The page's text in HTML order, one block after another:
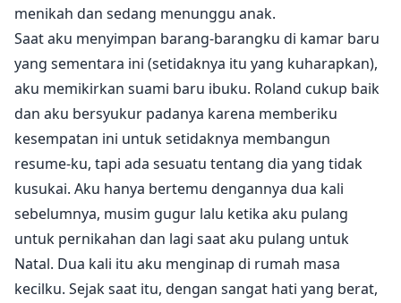
menikah dan sedang menunggu anak.
Saat aku menyimpan barang-barangku di kamar baru
yang sementara ini (setidaknya itu yang kuharapkan),
aku memikirkan suami baru ibuku. Roland cukup baik
dan aku bersyukur padanya karena memberiku
kesempatan ini untuk setidaknya membangun
resume-ku, tapi ada sesuatu tentang dia yang tidak
kusukai. Aku hanya bertemu dengannya dua kali
sebelumnya, musim gugur lalu ketika aku pulang
untuk pernikahan dan lagi saat aku pulang untuk
Natal. Dua kali itu aku menginap di rumah masa
kecilku. Sejak saat itu, dengan sangat hati yang berat,